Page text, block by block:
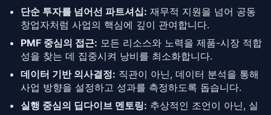
단순 투자를 넘어선 파트셔십: 재무적 지원을 넘어 공동
창업자처럼 사업의 핵심에 깊이 관여합니다.
PMF 중심의 접근: 모든 리소스와 노력을 제품-시장 적합
성을 찾는 데 집중시켜 낭비를 최소화합니다.
데이터 기반 의사결정: 직관이 아닌, 데이터 분석을 통해
사업 방향을 설정하고 성과를 측정하도록 돕습니다.
실행 중심의 딥다이브 멘토링: 추상적인 조언이 아닌, 실